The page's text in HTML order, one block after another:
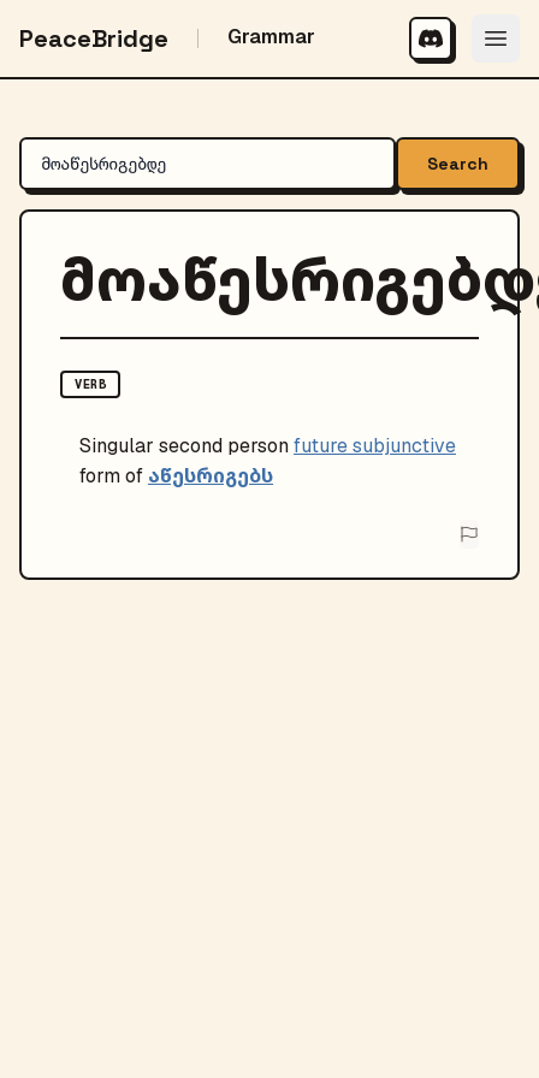
PeaceBridge Grammar
Search
VERB
Singular second personfuture subjunctive
form of აწესრიგებს